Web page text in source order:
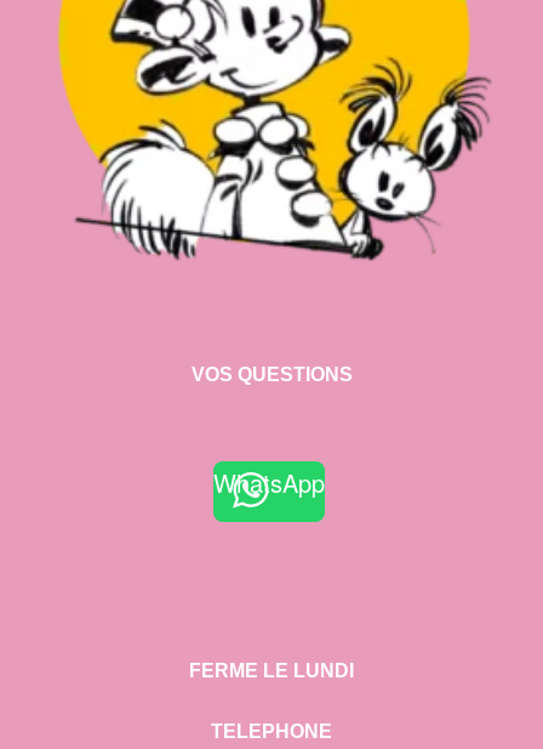
VOS QUESTIONS
WhatsApp
FERME LE LUNDI
TELEPHONE